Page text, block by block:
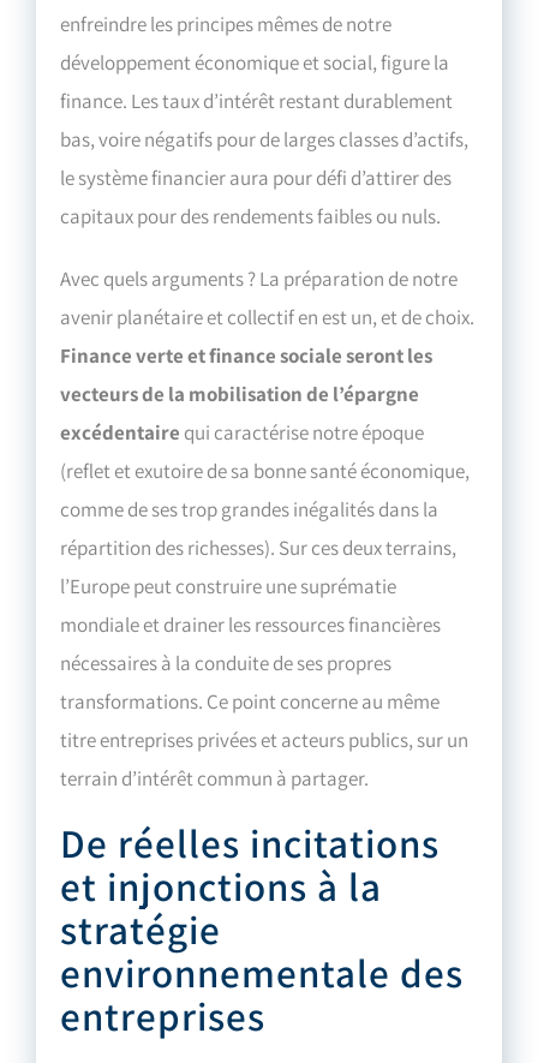
enfreindre les principes mêmes de notre
développement économique et social, figure la
finance. Les taux d’intérêt restant durablement
bas, voire négatifs pour de larges classes d’actifs,
le système financier aura pour défi d’attirer des
capitaux pour des rendements faibles ou nuls.
Avec quels arguments ? La préparation de notre
avenir planétaire et collectif en est un, et de choix.
Finance verte et finance sociale seront les
vecteurs de la mobilisation de l’épargne
excédentaire qui caractérise notre époque
(reflet et exutoire de sa bonne santé économique,
comme de ses trop grandes inégalités dans la
répartition des richesses). Sur ces deux terrains,
l’Europe peut construire une suprématie
mondiale et drainer les ressources financières
nécessaires à la conduite de ses propres
transformations. Ce point concerne au même
titre entreprises privées et acteurs publics, sur un
terrain d’intérêt commun à partager.
De réelles incitations
et injonctions à la
stratégie
environnementale des
entreprises